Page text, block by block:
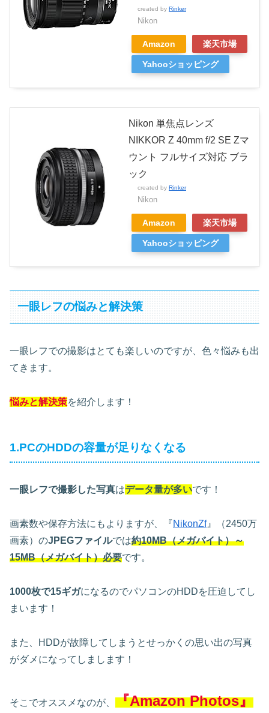
created by Rinker
Nikon
Amazon 楽天市場
Yahooショッピング
Nikon 単焦点レンズ
NIKKOR Z 40mm f/2 SE Zマ
ウント フルサイズ対応 ブラ
ック
created by Rinker
Nikon
Amazon 楽天市場
Yahooショッピング
一眼レフの悩みと解決策
一眼レフでの撮影はとても楽しいのですが、色々悩みも出
てきます。
悩みと解決策を紹介します！
1.PCのHDDの容量が足りなくなる
一眼レフで撮影した写真はデータ量が多いです！
画素数や保存方法にもよりますが、『NikonZf』（2450万
画素）のJPEGファイルでは約10MB（メガバイト）～
15MB（メガバイト）必要です。
1000枚で15ギガになるのでパソコンのHDDを圧迫してし
まいます！
また、HDDが故障してしまうとせっかくの思い出の写真
がダメになってしまします！
そこでオススメなのが、 『Amazon Photos』